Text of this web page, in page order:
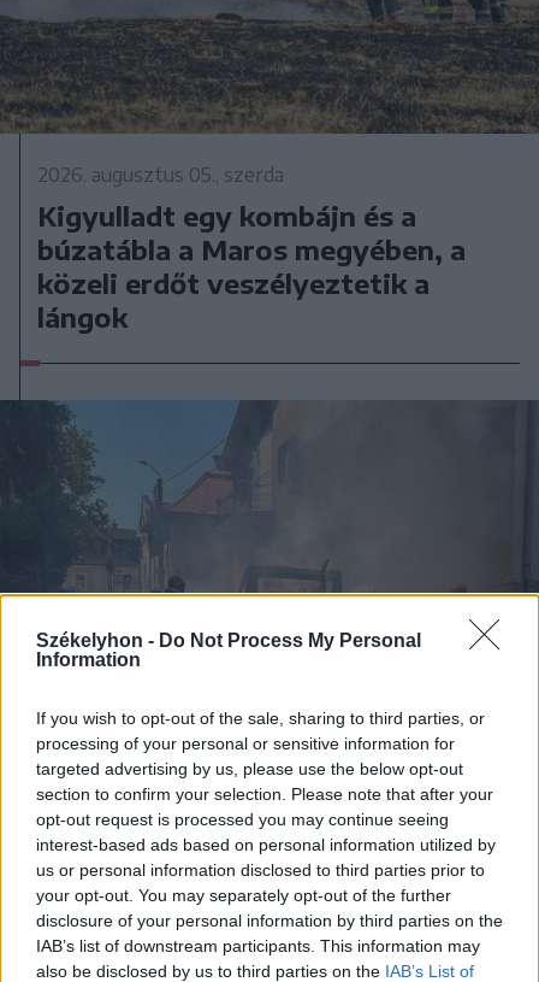
Székelyhon - Do Not Process My Personal
Information
If you wish to opt-out of the sale, sharing to third parties, or
processing of your personal or sensitive information for
targeted advertising by us, please use the below opt-out
section to confirm your selection. Please note that after your
opt-out request is processed you may continue seeing
interest-based ads based on personal information utilized by
us or personal information disclosed to third parties prior to
your opt-out. You may separately opt-out of the further
disclosure of your personal information by third parties on the
IAB’s list of downstream participants. This information may
also be disclosed by us to third parties on the IAB’s List of
2026. augusztus 05., szerda
Kigyulladt egy kombájn és a
búzatábla a Maros megyében, a
közeli erdőt veszélyeztetik a
lángok
2026. augusztus 05., szerda
Teljesen kiégett egy kisteherautó
Marosvásárhelyen, egy ember
megsérült